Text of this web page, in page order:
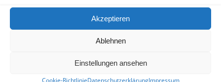
Akzeptieren
Ablehnen
Einstellungen ansehen
Cookie-RichtlinieDatenschutzerklärungImpressum
Kommentar*